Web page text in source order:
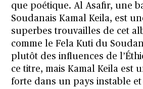
que poétique. Al Asafir, une
Soudanais Kamal Keila, est
superbes trouvailles de cet
comme le Fela Kuti du
plutôt des influences de
ce titre, mais Kamal Keila est
forte dans un pays instable